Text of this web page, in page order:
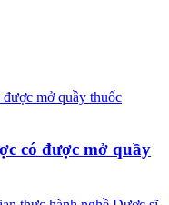
có được mở quầy